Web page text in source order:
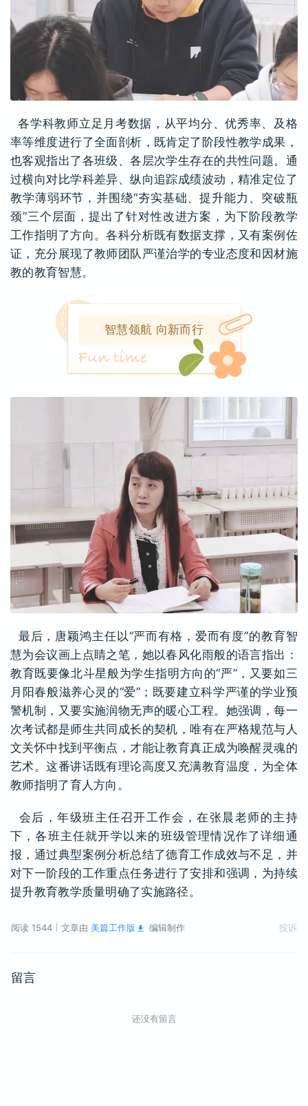
各学科教师立足月考数据，从平均分、优秀率、及格
率等维度进行了全面剖析，既肯定了阶段性教学成果，
也客观指出了各班级、各层次学生存在的共性问题。通
过横向对比学科差异、纵向追踪成绩波动，精准定位了
教学薄弱环节，并围绕“夯实基础、提升能力、突破瓶
颈”三个层面，提出了针对性改进方案，为下阶段教学
工作指明了方向。各科分析既有数据支撑，又有案例佐
证，充分展现了教师团队严谨治学的专业态度和因材施
教的教育智慧。
智慧领航 向新而行
最后，唐颖鸿主任以“严而有格，爱而有度”的教育智
慧为会议画上点睛之笔，她以春风化雨般的语言指出：
教育既要像北斗星般为学生指明方向的“严”，又要如三
月阳春般滋养心灵的“爱”；既要建立科学严谨的学业预
警机制，又要实施润物无声的暖心工程。她强调，每一
次考试都是师生共同成长的契机，唯有在严格规范与人
文关怀中找到平衡点，才能让教育真正成为唤醒灵魂的
艺术。这番讲话既有理论高度又充满教育温度，为全体
教师指明了育人方向。
会后，年级班主任召开工作会，在张晨老师的主持
下，各班主任就开学以来的班级管理情况作了详细通
报，通过典型案例分析总结了德育工作成效与不足，并
对下一阶段的工作重点任务进行了安排和强调，为持续
提升教育教学质量明确了实施路径。
阅读 1544 文章由 美篇工作版 编辑制作 投诉
留言
还没有留言